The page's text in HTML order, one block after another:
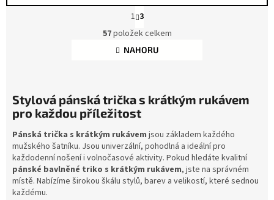
v
l
c
í
p
r
v
k
y
v
ý
t
r
n
n
í
1 3
57položek celkem
NAHORU
Stylová pánská trička s krátkým rukávem
pro každou příležitost
Pánská trička s krátkým rukávem jsou základem každého
mužského šatníku. Jsou univerzální, pohodlná a ideální pro
každodenní nošení i volnočasové aktivity. Pokud hledáte kvalitní
pánské bavlněné triko s krátkým rukávem, jste na správném
místě. Nabízíme širokou škálu stylů, barev a velikostí, které sednou
každému.